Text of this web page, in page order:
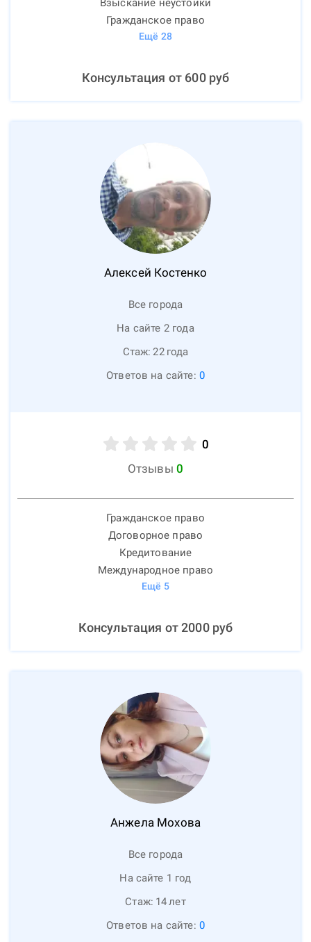
Взыскание неустойки
Гражданское право
Ещё 28
Консультация от 600руб
Алексей Костенко
Все города
На сайте 2 года
Стаж: 22 года
Ответов на сайте: 0
0
Отзывы 0
Гражданское право
Договорное право
Кредитование
Международное право
Ещё 5
Консультация от2000руб
Анжела Мохова
Все города
На сайте 1 год
Стаж: 14лет
Ответов на сайте: 0